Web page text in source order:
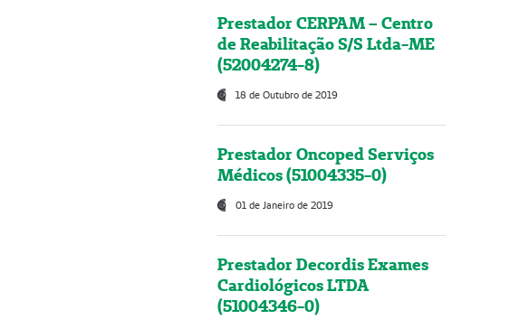
Prestador CERPAM – Centro
de Reabilitação S/S Ltda-ME
(52004274-8)
18 de Outubro de 2019
Prestador Oncoped Serviços
Médicos (51004335-0)
01 de Janeiro de 2019
Prestador Decordis Exames
Cardiológicos LTDA
(51004346-0)